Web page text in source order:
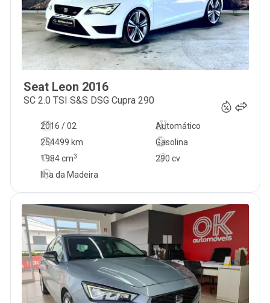
Seat Leon 2016
SC 2.0 TSI S&S DSG Cupra 290
2016 / 02
Automático
254499 km
290 cv
Gasolina
1984cm3
Ilha da Madeira